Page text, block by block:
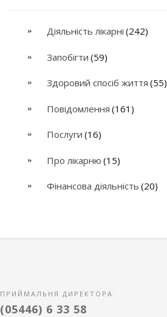
Діяльність лікарні (242)
Запобігти (59)
Здоровий спосіб життя (55)
Повідомлення (161)
Послуги (16)
Про лікарню (15)
Фінансова діяльність (20)
ПРИЙМАЛЬНЯ ДИРЕКТОРА:
(05446) 6 33 58